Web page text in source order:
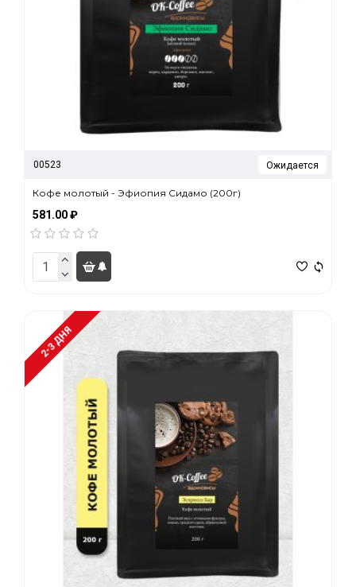
00523 Ожидается
Кофе молотый - Эфиопия Сидамо (200г)
581.00 ₽
2-3 ДНЯ